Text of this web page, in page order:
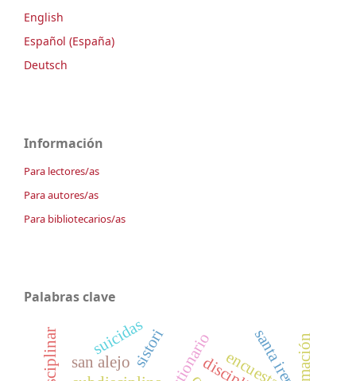
English
Español (España)
Deutsch
Información
Para lectores/as
Para autores/as
Para bibliotecarios/as
Palabras clave
encuesta
san alejo santa irene
sistori
suicidas